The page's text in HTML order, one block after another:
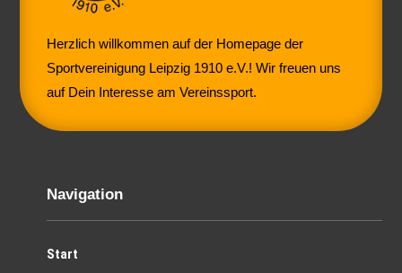
Herzlich willkommen auf der Homepage der
Sportvereinigung Leipzig 1910 e.V.! Wir freuen uns
auf Dein Interesse am Vereinssport.
Navigation
Start